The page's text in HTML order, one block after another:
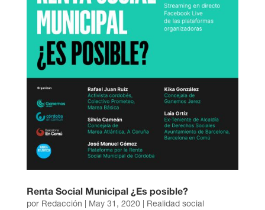
Renta Social Municipal ¿Es posible?
por Redacción May 31, 2020| Realidad social